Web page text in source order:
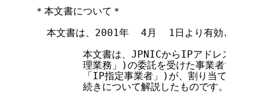
＊本文書について＊
本文書は、2001年  4月  1日より有効となりま
本文書は、JPNICからIPアドレス割り当て
理業務」)の委託を受けた事業者であるIP
「IP指定事業者」)が、割り当て済みIPア
        続きについて解説したものです。